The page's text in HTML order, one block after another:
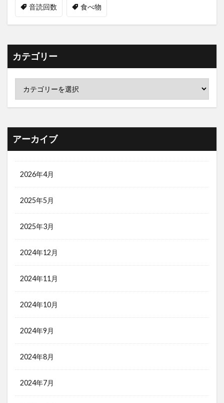
音読回数 食べ物
カテゴリー
アーカイブ
2026年4月
2025年5月
2025年3月
2024年12月
2024年11月
2024年10月
2024年9月
2024年8月
2024年7月